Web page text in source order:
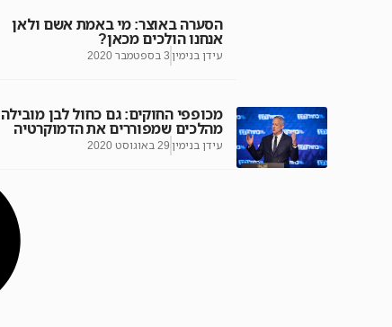
הסערה באוצר: מי באמת אשם ולאן
אנחנו הולכים מכאן?
עידן בנימין 3 בספטמבר 2020
מכופפי החוקים: גם כחול לבן מובילה
מהלכים שמפוררים את הדמוקרטיה
עידן בנימין 29 באוגוסט 2020